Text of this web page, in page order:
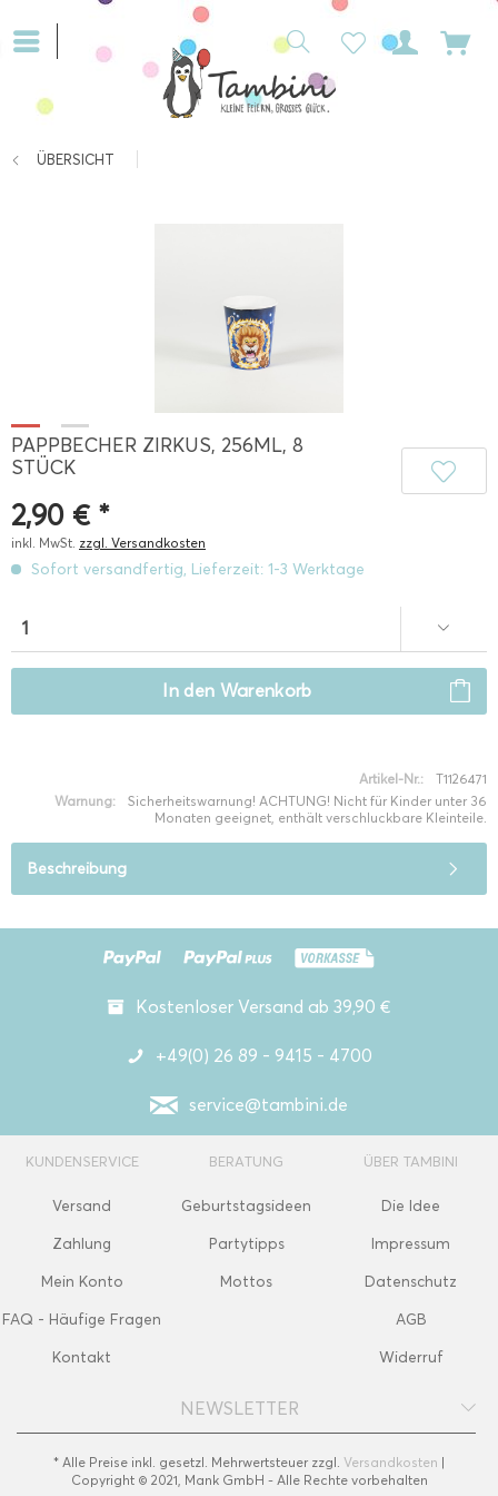
ÜBERSICHT
PAPPBECHER ZIRKUS, 256ML, 8
STÜCK
2,90 € *
inkl. MwSt. zzgl. Versandkosten
Sofort versandfertig, Lieferzeit: 1-3 Werktage
In den Warenkorb
Artikel-Nr.:
T1126471
Warnung:
Sicherheitswarnung! ACHTUNG! Nicht für Kinder unter 36
Monaten geeignet, enthält verschluckbare Kleinteile.
Beschreibung
Kostenloser Versand ab 39,90 €
+49(0) 26 89 - 9415 - 4700
service@tambini.de
KUNDENSERVICE
Versand
Zahlung
Mein Konto
FAQ - Häufige Fragen
Kontakt
BERATUNG
Geburtstagsideen
Partytipps
Mottos
ÜBER TAMBINI
Die Idee
Impressum
Datenschutz
AGB
Widerruf
NEWSLETTER
* Alle Preise inkl. gesetzl. Mehrwertsteuer zzgl. Versandkosten |
Copyright © 2021, Mank GmbH - Alle Rechte vorbehalten